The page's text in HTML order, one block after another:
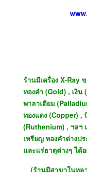
ร้านมีเครื่อง X-Ray
ทองคำ (Gold) , เงิ
พาลาเดียม
ทองแดง (Copper) ,
(Ruthenium) , ฯลฯ
เหรียญ ทองคำต่างป
และแร่ธาตุต่างๆ ได้
(ร้านมีสาขาในหล